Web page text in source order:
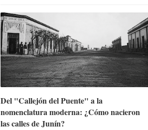
Del "Callejón del Puente" a la
nomenclatura moderna: ¿Cómo nacieron
las calles de Junín?